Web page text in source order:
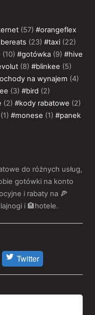
(57) #orangeflex
(23) #taxi (22)
(10) #gotówka (9) #hive
(8) #blinkee (5)
na wynajem (4)
(3) #bird (2)
(2) #kody rabatowe (2)
(1) #monese (1) #panek
do różnych usług,
gotówki na konto
i rabaty na 🍕
i 🏨hotele.
Twitter